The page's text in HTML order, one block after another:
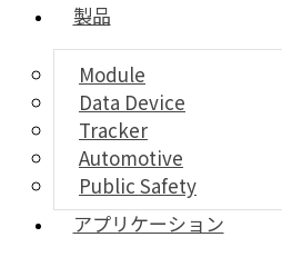
製品
Module
Data Device
Tracker
Automotive
Public Safety
アプリケーション